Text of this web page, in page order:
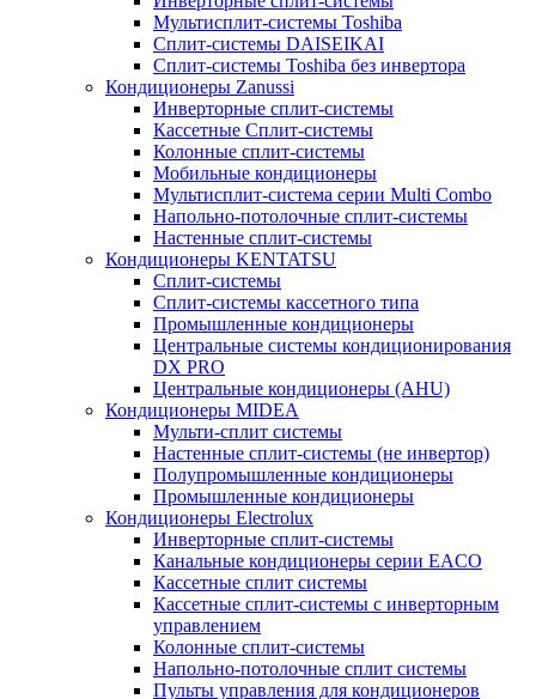
Мультисплит-системы Toshiba
Сплит-системы DAISEIKAI
Сплит-системы Toshiba без инвертора
Кондиционеры Zanussi
Инверторные сплит-системы
Кассетные Сплит-системы
Колонные сплит-системы
Мобильные кондиционеры
Мультисплит-система серии Multi Combo
Напольно-потолочные сплит-системы
Настенные сплит-системы
Кондиционеры KENTATSU
Сплит-системы
Сплит-системы кассетного типа
Промышленные кондиционеры
Центральные системы кондиционирования
DX PRO
Центральные кондиционеры (AHU)
Кондиционеры MIDEA
Мульти-сплит системы
Настенные сплит-системы (не инвертор)
Полупромышленные кондиционеры
Промышленные кондиционеры
Кондиционеры Electrolux
Инверторные сплит-системы
Канальные кондиционеры серии EACO
Кассетные сплит системы
Кассетные сплит-системы с инверторным
управлением
Колонные сплит-системы
Напольно-потолочные сплит системы
Пульты управления для кондиционеров